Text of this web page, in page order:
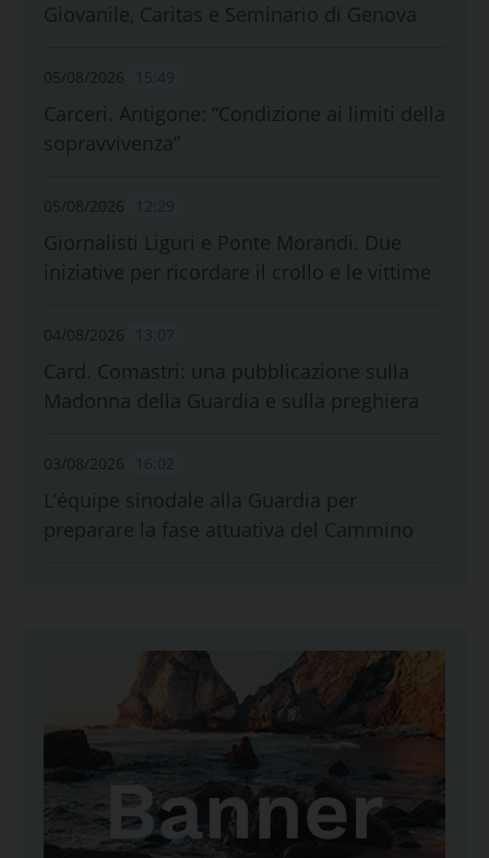
Giovanile, Caritas e Seminario di Genova
05/08/2026
Carceri. Antigone: “Condizione ai limiti della
sopravvivenza”
05/08/2026
Giornalisti Liguri e Ponte Morandi. Due
iniziative per ricordare il crollo e le vittime
04/08/2026
Card. Comastri: una pubblicazione sulla
Madonna della Guardia e sulla preghiera
03/08/2026
L’équipe sinodale alla Guardia per
preparare la fase attuativa del Cammino